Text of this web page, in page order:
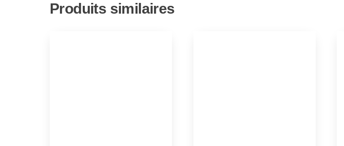
Produits similaires